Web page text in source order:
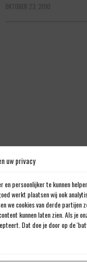
uw privacy
persoonlijker te kunnen
werkt plaatsen wij ook
we cookies van derde partijen
kunnen laten zien. Als je
Dat doe je door op de
OKTOBER 23, 2010